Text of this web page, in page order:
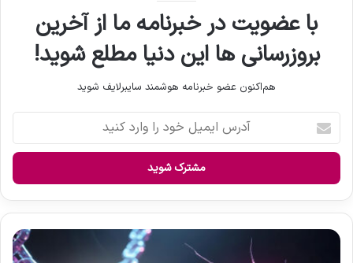
با عضویت در خبرنامه ما از آخرین
بروزرسانی ها این دنیا مطلع شوید!
هم‌اکنون عضو خبرنامه هوشمند سایبرلایف شوید
ر
ا
ی
ی
ژ